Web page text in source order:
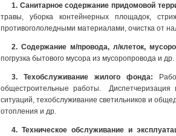
1. Санитарное содержание придомовой
травы, уборка контейнерных площадок,
противогололедными материалами, очистка от
2. Содержание м/провода, л/клеток,
погрузка бытового мусора из мусоропровода и др.
3. Техобслуживание жилого фонда:
общестроительные работы. Диспетчеризация
ситуаций, техобслуживание светильников и
отопления и др.
4. Техническое обслуживание и